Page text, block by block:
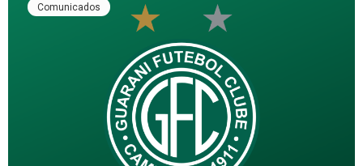
Comunicados